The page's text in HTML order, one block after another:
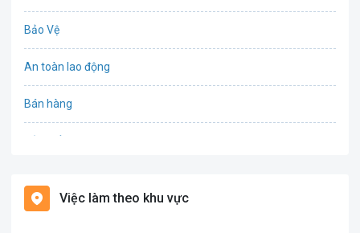
Bảo Vệ
An toàn lao động
Bán hàng
Biên phiên dịch
Việc làm theo khu vực